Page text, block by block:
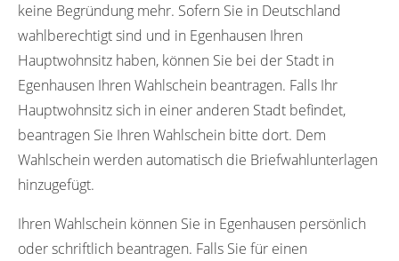
keine Begründung mehr. Sofern Sie in Deutschland
wahlberechtigt sind und in Egenhausen Ihren
Hauptwohnsitz haben, können Sie bei der Stadt in
Egenhausen Ihren Wahlschein beantragen. Falls Ihr
Hauptwohnsitz sich in einer anderen Stadt befindet,
beantragen Sie Ihren Wahlschein bitte dort. Dem
Wahlschein werden automatisch die Briefwahlunterlagen
hinzugefügt.
Ihren Wahlschein können Sie in Egenhausen persönlich
oder schriftlich beantragen. Falls Sie für einen